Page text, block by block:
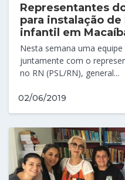
Representantes
para instalação
infantil em
Nesta semana uma
juntamente com o
no RN (PSL/RN), general...
02/06/2019